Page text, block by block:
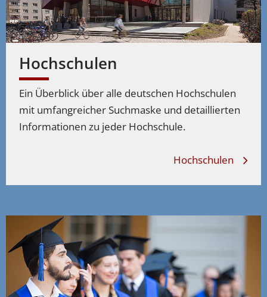
Hochschulen
Ein Überblick über alle deutschen Hochschulen
mit umfangreicher Suchmaske und detaillierten
Informationen zu jeder Hochschule.
Hochschulen